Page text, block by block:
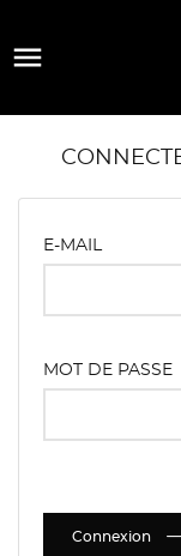

E-MAIL
MOT DE PASSE
Connexion